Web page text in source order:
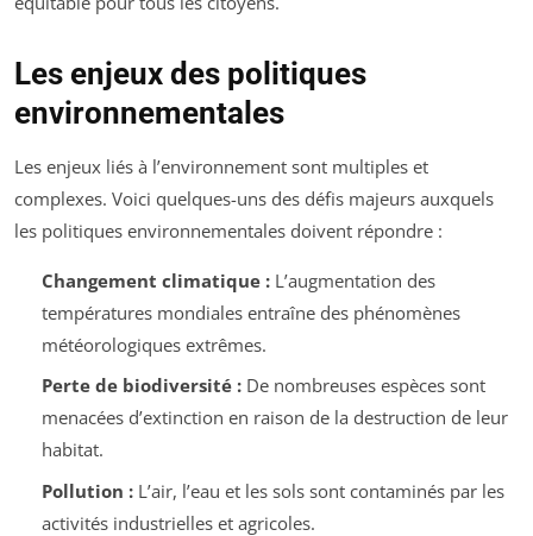
Les enjeux des politiques
environnementales
Les enjeux liés à l’environnement sont multiples et
complexes. Voici quelques-uns des défis majeurs auxquels
les politiques environnementales doivent répondre :
Changement climatique :L’augmentation des
températures mondiales entraîne des phénomènes
météorologiques extrêmes.
Perte de biodiversité :De nombreuses espèces sont
menacées d’extinction en raison de la destruction de leur
habitat.
Pollution :L’air, l’eau et les sols sont contaminés par les
activités industrielles et agricoles.